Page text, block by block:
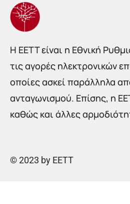
Η EETT είναι η Εθνική
τις αγορές ηλεκτρονικών
οποίες ασκεί παράλληλα
ανταγωνισμού. Επίσης, η
καθώς και άλλες
© 2023 by EETT